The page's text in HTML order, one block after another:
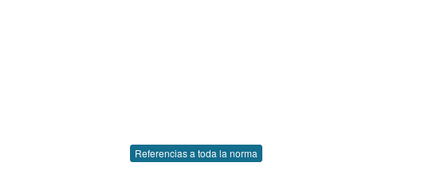
Referencias a toda la norma